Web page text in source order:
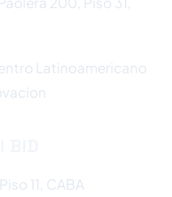
Latinoamericano
11, CABA